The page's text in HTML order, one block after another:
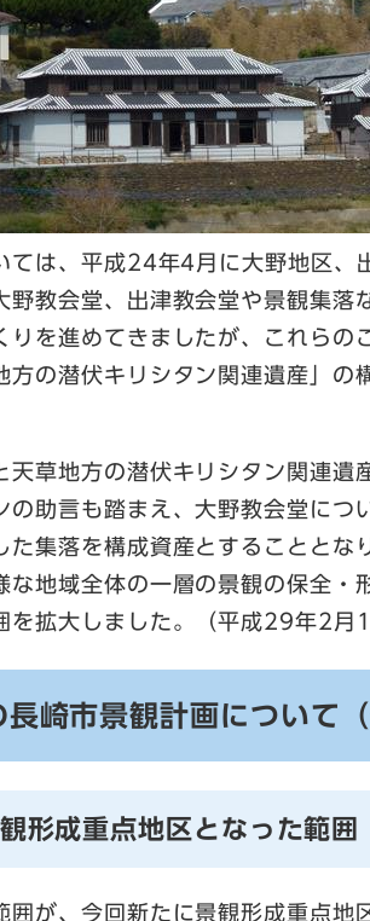
ては、平成24年4月に大野地区、
野教会堂、出津教会堂や景観集落
りを進めてきましたが、これらの
方の潜伏キリシタン関連遺産」
天草地方の潜伏キリシタン関連遺
の助言も踏まえ、大野教会堂につ
た集落を構成資産とすることとな
な地域全体の一層の景観の保全・
を拡大しました。（平成29年2月1
崎市景観計画について（
形成重点地区となった範囲
囲が、今回新たに景観形成重点地